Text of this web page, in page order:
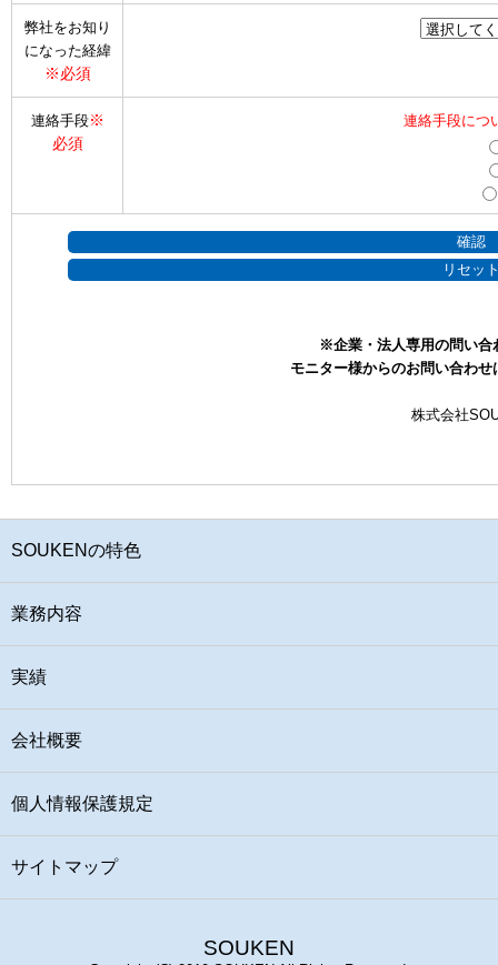
弊社をお知り
になった経緯
※必須
連絡手段※
必須
連絡手段につ
※企業・法人専用の問い合
モニター様からのお問い合わせ
株式会社
SOUKENの特色
業務内容
実績
会社概要
個人情報保護規定
サイトマップ
SOUKEN